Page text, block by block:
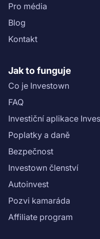
Pro média
Blog
Kontakt
Jak to funguje
Co je Investown
FAQ
Investiční aplikace
Poplatky a daně
Bezpečnost
Investown členství
Autoinvest
Pozvi kamaráda
Affiliate program